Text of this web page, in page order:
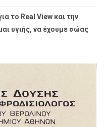
το Real View και την
υγιής, να έχουμε σώας